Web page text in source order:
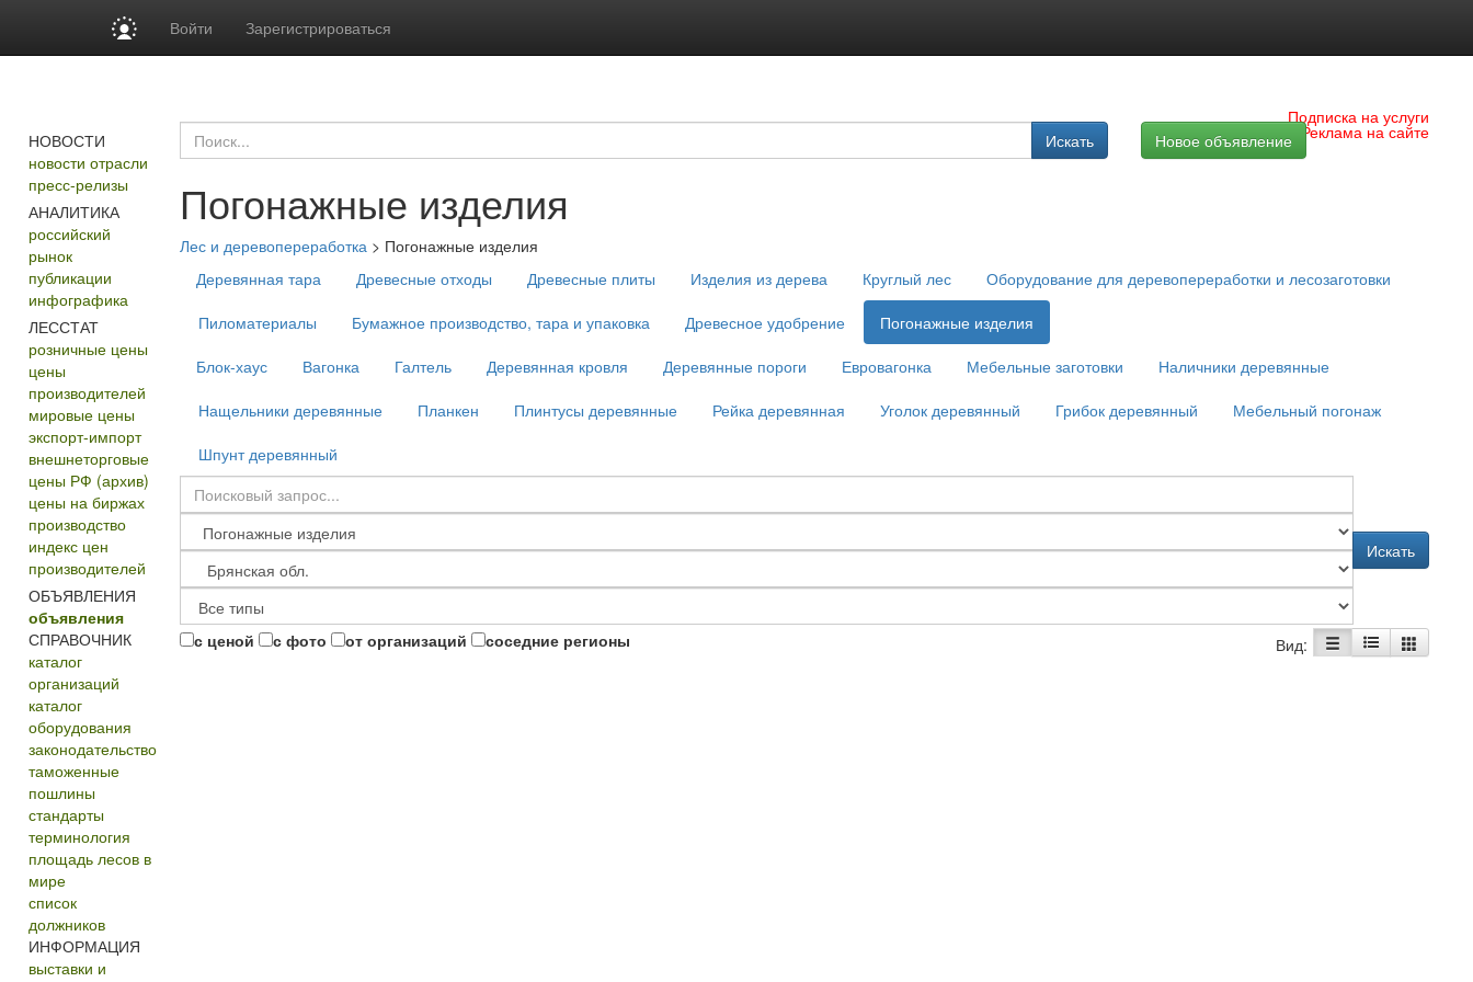
Войти Зарегистрироваться
НОВОСТИ
новости отрасли
пресс-релизы
АНАЛИТИКА
российский
рынок
публикации
инфографика
ЛЕССТАТ
розничные цены
цены
производителей
мировые цены
экспорт-импорт
внешнеторговые
цены РФ (архив)
цены на биржах
производство
индекс цен
производителей
ОБЪЯВЛЕНИЯ
объявления
СПРАВОЧНИК
каталог
организаций
каталог
оборудования
законодательство
таможенные
пошлины
стандарты
терминология
площадь лесов в
мире
список
должников
ИНФОРМАЦИЯ
выставки и
Подписка на услуги
Реклама на сайте
Искать Новое объявление
Погонажные изделия
Лес и деревопереработка> Погонажные изделия
Деревянная тара
Древесные отходы Древесные плиты Изделия из дерева Круглый лес
Оборудование для деревопереработки и лесозаготовки
Пиломатериалы
Бумажное производство, тара и упаковка Древесное удобрение
Погонажные изделия
Блок-хаус
Вагонка Галтель Деревянная кровля Деревянные пороги Евровагонка Мебельные заготовки
Наличники деревянные
Нащельники деревянные
Планкен Плинтусы деревянные Рейка деревянная Уголок деревянный Грибок деревянный
Мебельный погонаж
Шпунт деревянный
Искать
с ценой с фото от организаций соседние регионы Вид: